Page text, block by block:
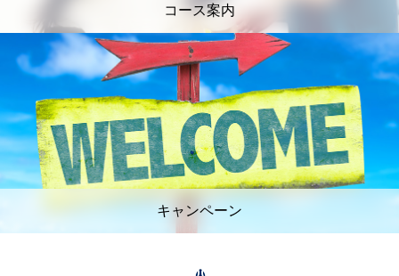
コース案内
キャンペーン